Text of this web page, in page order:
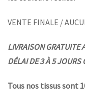
VENTE FINALE /
LIVRAISON GRATUITE
DÉLAI DE 3 À 5
Tous nos tissus sont